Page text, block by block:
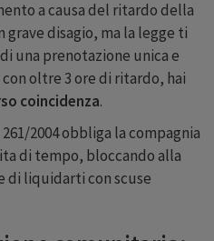
a causa del ritardo della
grave disagio, ma la legge ti
una prenotazione unica e
oltre 3 ore di ritardo, hai
coincidenza.
2004 obbliga la compagnia
di tempo, bloccando alla
liquidarti con scuse